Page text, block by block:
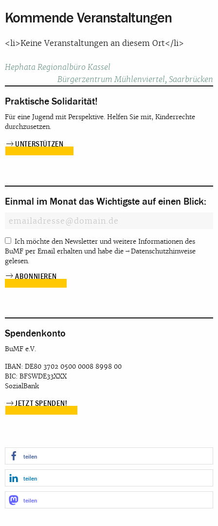
Kommende Veranstaltungen
<li>Keine Veranstaltungen an diesem Ort</li>
Beitragsnavigation
Hephata Regionalbüro Kassel
Bürgerzentrum Mühlenviertel, Saarbrücken
Praktische Solidarität!
Für eine Jugend mit Perspektive. Helfen Sie mit, Kinderrechte
durchzusetzen.
UNTERSTÜTZEN
Einmal im Monat das Wichtigste auf einen Blick:
Ich möchte den Newsletter und weitere Informationen des
BuMF per Email erhalten und habe die
Datenschutzhinweise
gelesen.
Spendenkonto
BuMF e.V.
IBAN: DE80 3702 0500 0008 8998 00
BIC: BFSWDE33XXX
SozialBank
JETZT SPENDEN!
teilen
teilen
teilen